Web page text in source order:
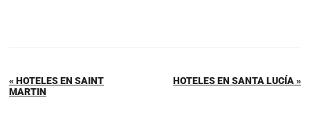
« HOTELES EN SAINT
MARTIN
HOTELES EN SANTA LUCÍA »